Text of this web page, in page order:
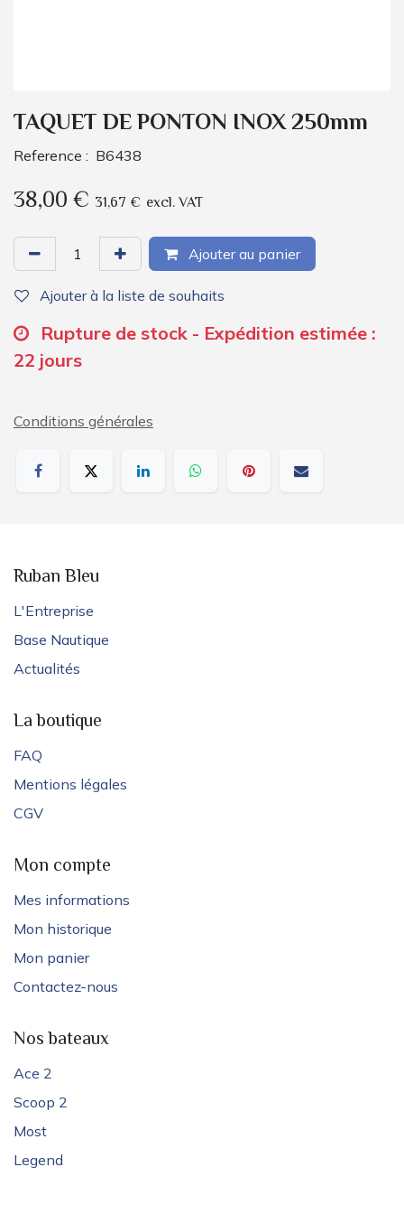
TAQUET DE PONTON INOX 250mm
Reference : B6438
38,00€ 31,67 € excl. VAT
Ajouter au panier
Ajouter à la liste de souhaits
Rupture de stock - Expédition estimée :
22 jours
Conditions générales
Ruban Bleu
L'Entreprise
Base Nautique
Actualités
La boutique
FAQ
Mentions légales
CGV
Mon compte
Mes informations
Mon historique
Mon panier
Contactez-nous
Nos bateaux
Ace 2
Scoop 2
Most
Legend